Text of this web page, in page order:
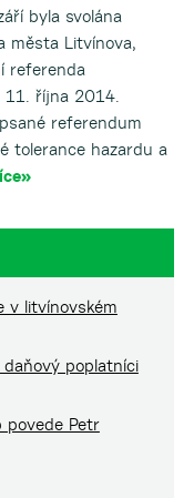
byla svolána
města Litvínova,
referenda
11. října 2014.
referendum
tolerance hazardu a
v litvínovském
poplatníci
povede Petr